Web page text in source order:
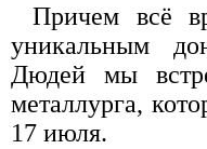
Причем всё
уникальным
Дюдей мы
металлурга,
17 июля.